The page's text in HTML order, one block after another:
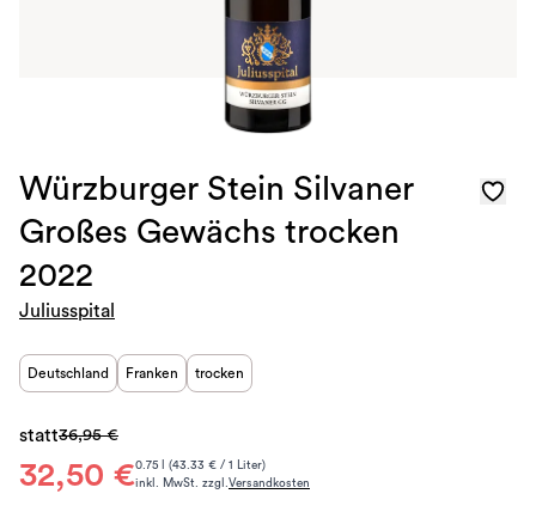
Würzburger Stein Silvaner
Großes Gewächs trocken
2022
Juliusspital
Deutschland Franken trocken
32,50 €
statt36,95 €
0.75 l (43.33 € / 1 Liter)
inkl. MwSt. zzgl.Versandkosten